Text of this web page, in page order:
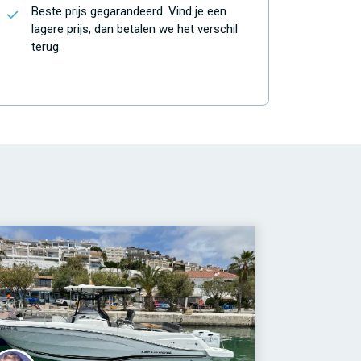
Beste prijs gegarandeerd. Vind je een
lagere prijs, dan betalen we het verschil
terug.